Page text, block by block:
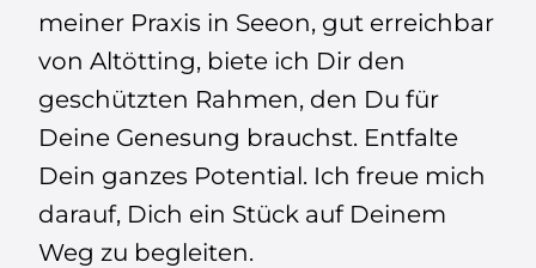
meiner Praxis in Seeon, gut erreichbar
von Altötting, biete ich Dir den
geschützten Rahmen, den Du für
Deine Genesung brauchst. Entfalte
Dein ganzes Potential. Ich freue mich
darauf, Dich ein Stück auf Deinem
Weg zu begleiten.